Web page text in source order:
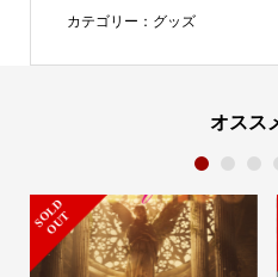
カテゴリー： グッズ
オスス
S
O
L
D
O
U
T
1